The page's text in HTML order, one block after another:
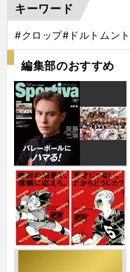
キーワード
#クロップ#ドルトムント
編集部のおすすめ